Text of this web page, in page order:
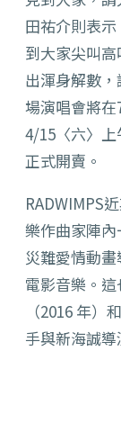
田祐介則表
到大家尖叫
出渾身解數
場演唱會將
4/15〈六〉
正式開賣。
RADWIMPS
樂作曲家陣
災難愛情動
電影音樂。 這
（2016 年）
手與新海誠導